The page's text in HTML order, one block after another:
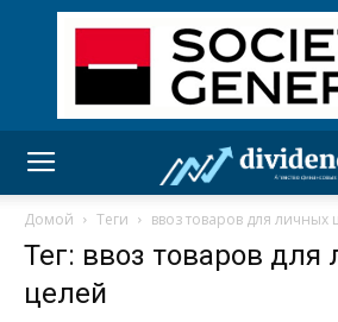
Домой Теги ввоз товаров для личных
Тег: ввоз товаров для
целей